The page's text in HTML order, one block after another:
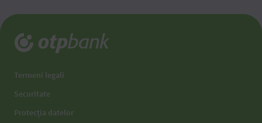
Termeni legali
Securitate
Protecția datelor